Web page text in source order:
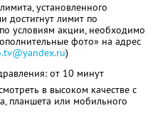
установленного
достигнут лимит по
условиям акции, необходимо
фото» на адрес
)
от 10 минут
в высоком качестве с
планшета или мобильного